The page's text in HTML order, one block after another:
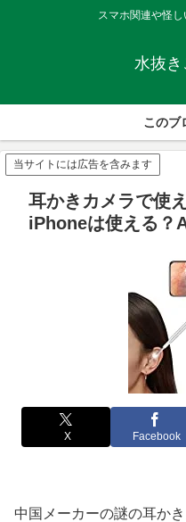
スマホ関連や怪
水抜
このブ
当サイトには広告を含みます
耳かきカメラで使
iPhoneは使える？
X Facebook
中国メーカーの謎の耳か